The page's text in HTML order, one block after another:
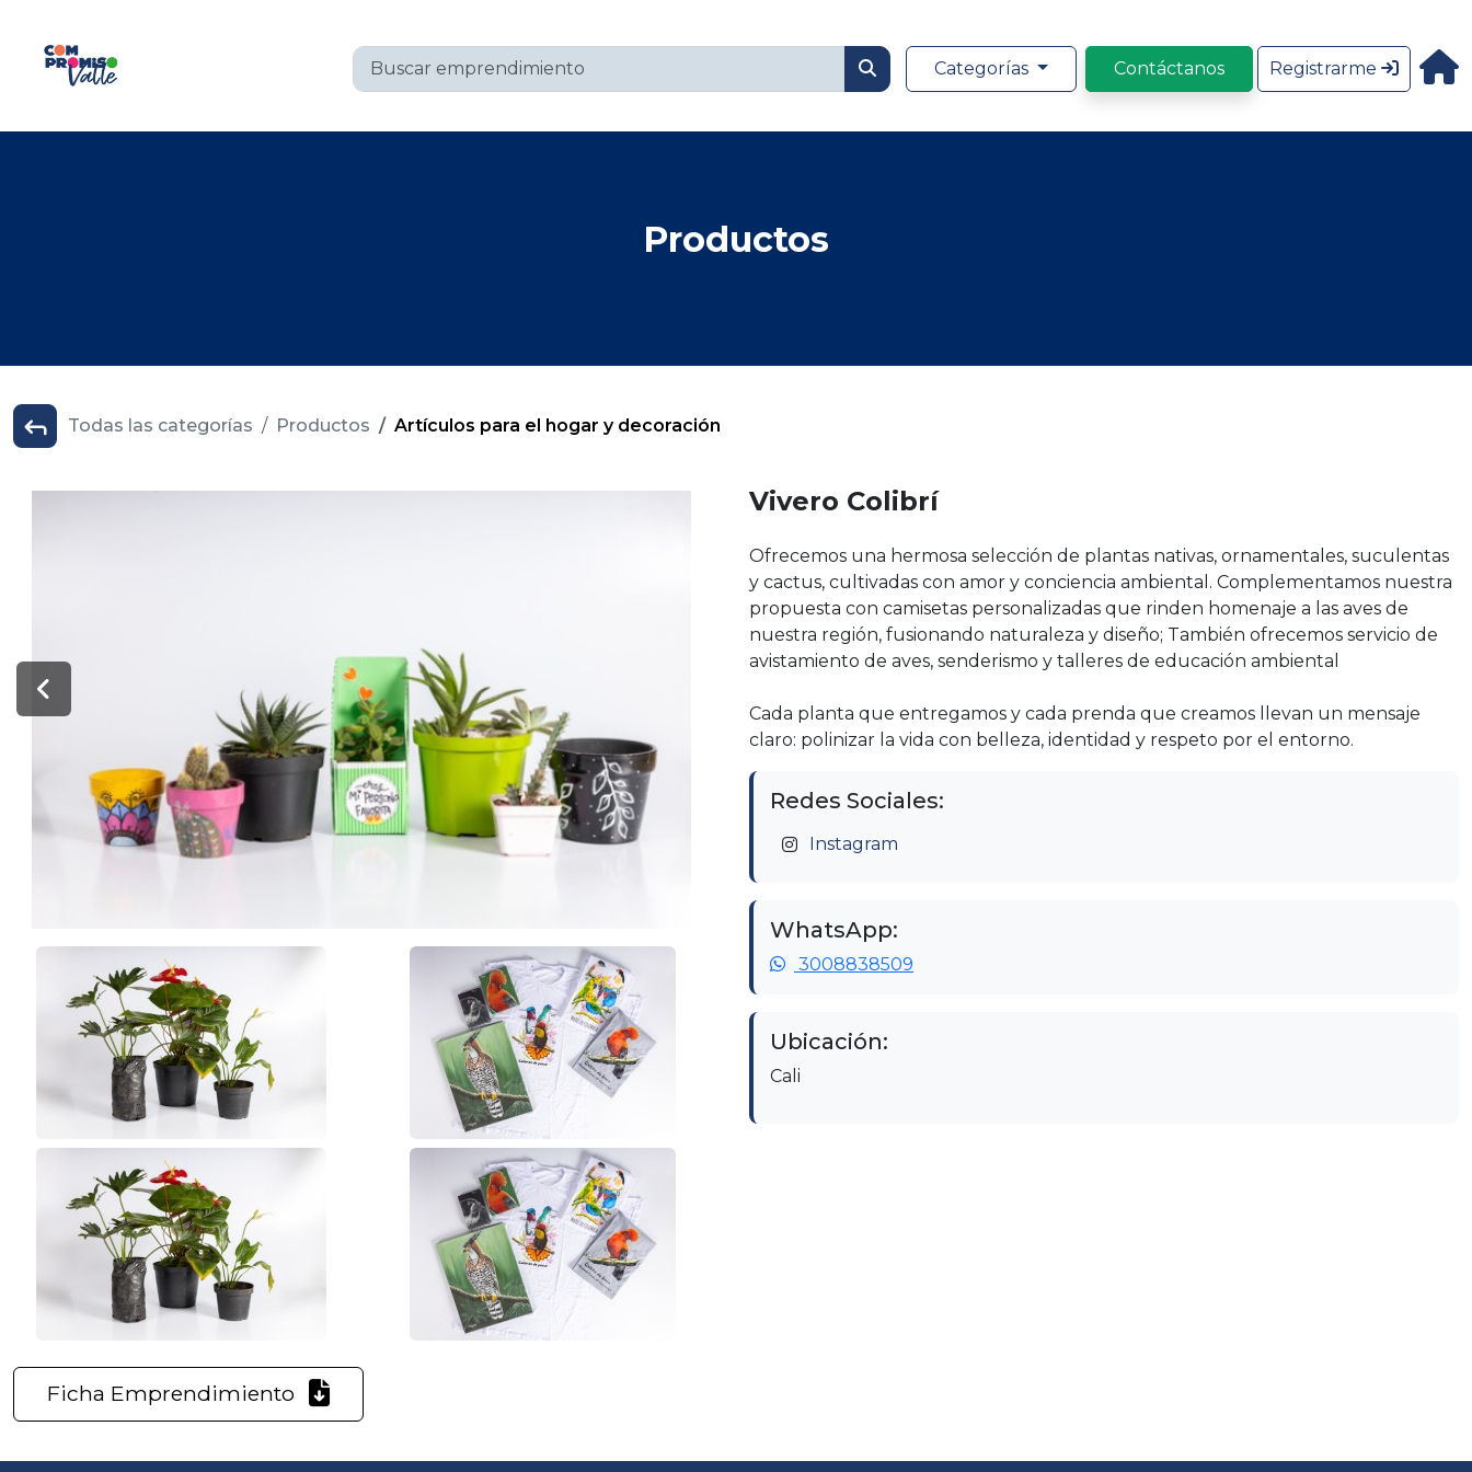
Categorías Contáctanos Registrarme
Productos
Todas las categorías Productos Artículos para el hogar y decoración
Vivero Colibrí
Ofrecemos una hermosa selección de plantas nativas, ornamentales, suculentas
y cactus, cultivadas con amor y conciencia ambiental. Complementamos nuestra
propuesta con camisetas personalizadas que rinden homenaje a las aves de
nuestra región, fusionando naturaleza y diseño; También ofrecemos servicio de
avistamiento de aves, senderismo y talleres de educación ambiental
Cada planta que entregamos y cada prenda que creamos llevan un mensaje
claro: polinizar la vida con belleza, identidad y respeto por el entorno.
Redes Sociales:
Instagram
WhatsApp:
3008838509
Ubicación:
Cali
Ficha Emprendimiento